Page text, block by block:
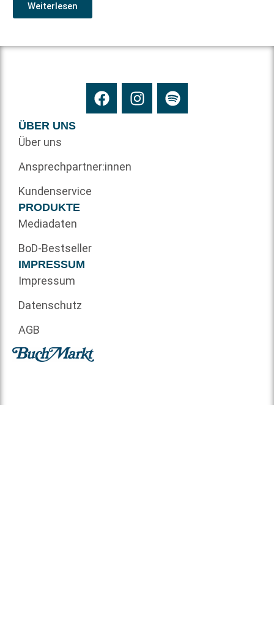
Weiterlesen
ÜBER UNS
Über uns
Ansprechpartner:innen
Kundenservice
PRODUKTE
Mediadaten
BoD-Bestseller
IMPRESSUM
Impressum
Datenschutz
AGB